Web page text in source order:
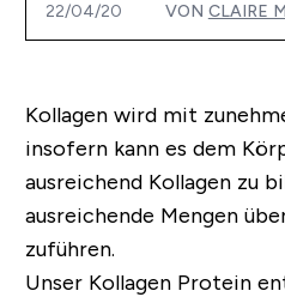
22/04/20 VON CLAIRE
Kollagen wird mit
insofern kann es dem
ausreichend Kollagen zu
ausreichende Mengen
zuführen.
Unser Kollagen Protein